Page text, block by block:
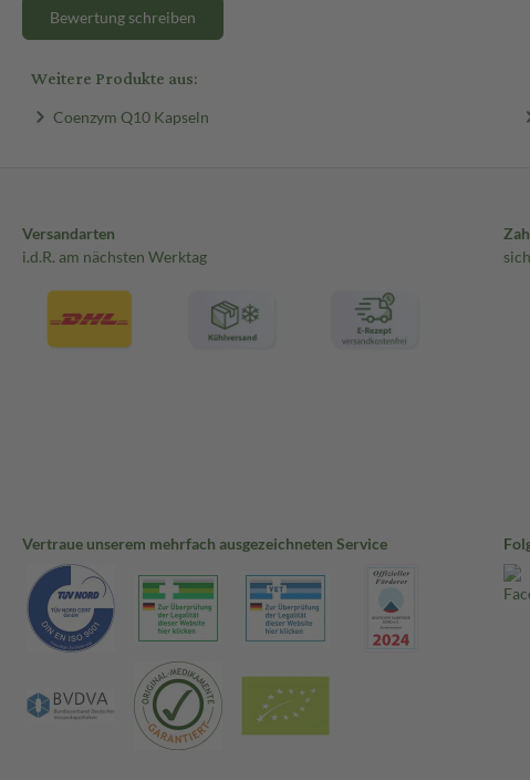
Bewertung schreiben
Weitere Produkte aus:
Coenzym Q10 Kapseln
Versandarten
i.d.R. am nächsten Werktag
Vertraue unserem mehrfach ausgezeichneten Service